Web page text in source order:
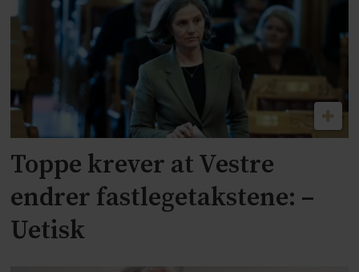
Toppe krever at Vestre
endrer fastlegetakstene: –
Uetisk